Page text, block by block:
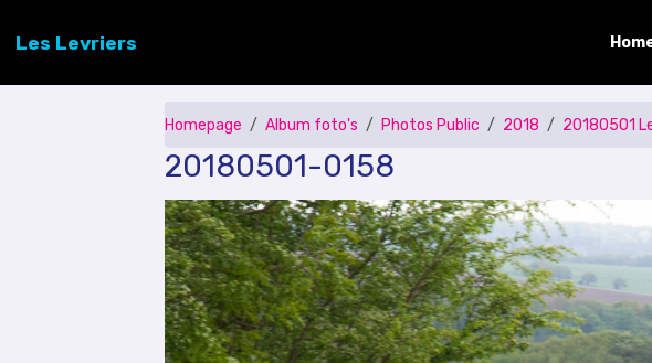
Les Levriers
Homepage Album foto's Photos Public 2018 20180501
20180501-0158